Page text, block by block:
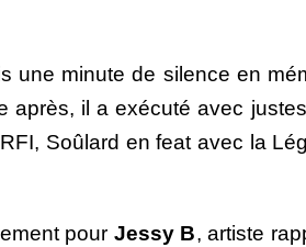
une minute de silence en
après, il a exécuté avec
Soûlard en feat avec la
pour Jessy B, artiste